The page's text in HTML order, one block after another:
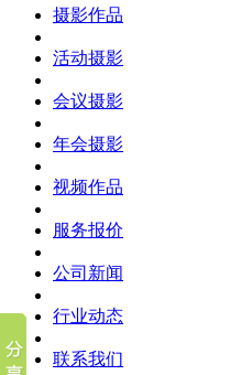
摄影作品
活动摄影
会议摄影
年会摄影
视频作品
服务报价
公司新闻
行业动态
联系我们